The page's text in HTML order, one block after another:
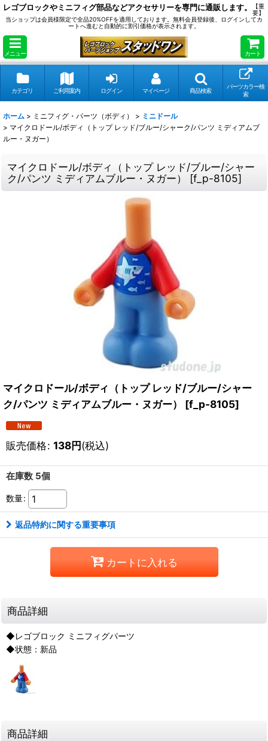
レゴブロックやミニフィグ部品などアクセサリーを専門に通販します。
【重
要】
当ショップは会員様限定で全品20%OFFを適用しております。無料会員登録後、ログインしてカ
ートへ進むと自動的に割引価格が表示されます。
メニュー カート
カテゴリ ご利用案内 ログイン マイページ 商品検索
パーツカラー検
索
ホーム > ミニフィグ・パーツ（ボディ） > ミニドール
> マイクロドール/ボディ（トップ レッド/ブルー/シャーク/パンツ ミディアムブ
ルー・ヌガー）
マイクロドール/ボディ（トップ レッド/ブルー/シャー
ク/パンツ ミディアムブルー・ヌガー）
[f_p-8105]
マイクロドール/ボディ（トップ レッド/ブルー/シャー
ク/パンツ ミディアムブルー・ヌガー）
[f_p-8105]
販売価格: 138円(税込)
在庫数 5個
数量:
返品特約に関する重要事項
カートに入れる
商品詳細
◆レゴブロック ミニフィグパーツ
◆状態：新品
商品詳細